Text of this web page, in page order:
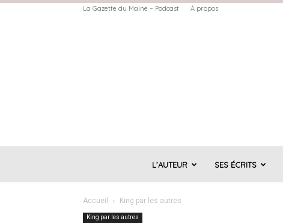
La Gazette du Maine – Podcast À propos
L’AUTEUR SES ÉCRITS
Accueil King par les autres
King par les autres